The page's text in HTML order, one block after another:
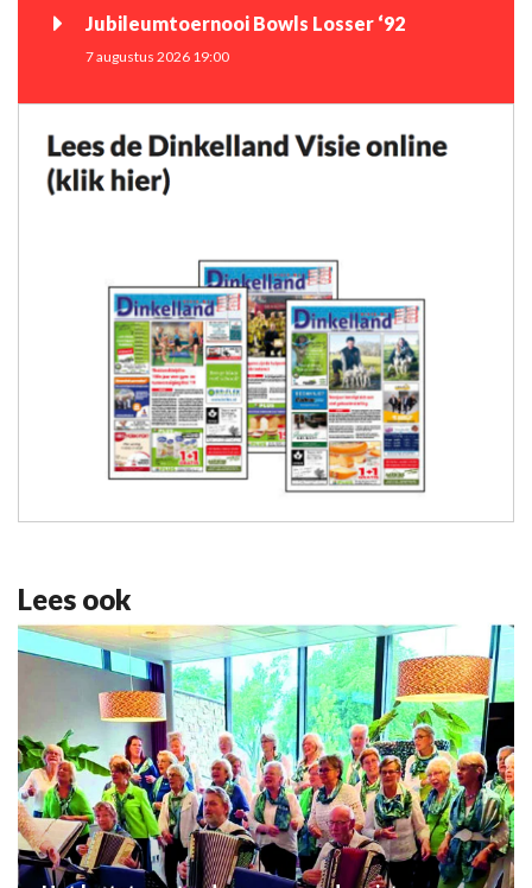
Jubileumtoernooi Bowls Losser ‘92
7 augustus 2026 19:00
Lees ook